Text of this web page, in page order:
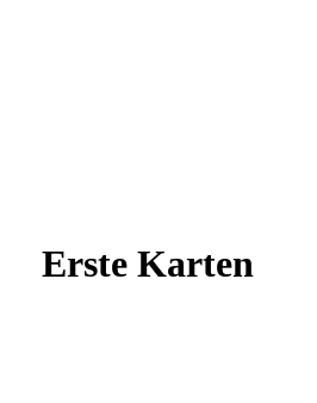
Erste Karten